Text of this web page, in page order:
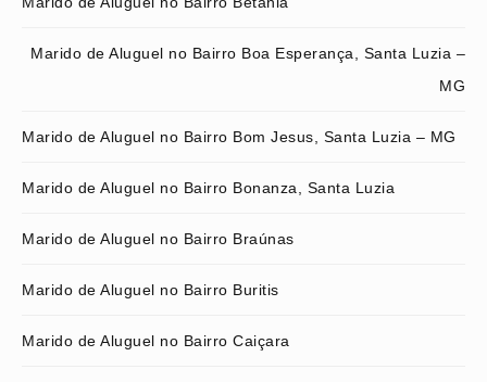
Marido de Aluguel no Bairro Boa Esperança, Santa Luzia –
MG
Marido de Aluguel no Bairro Bom Jesus, Santa Luzia – MG
Marido de Aluguel no Bairro Bonanza, Santa Luzia
Marido de Aluguel no Bairro Braúnas
Marido de Aluguel no Bairro Buritis
Marido de Aluguel no Bairro Caiçara